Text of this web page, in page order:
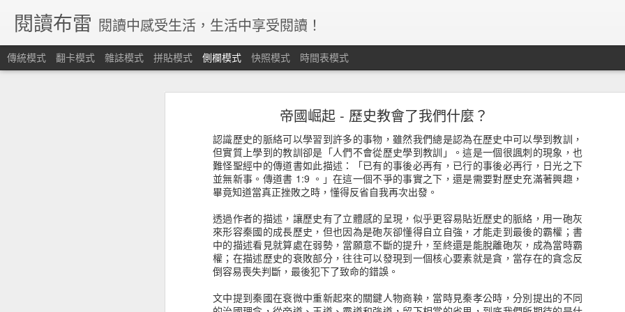
帝國崛起 - 歷史教會了我們什麼？
認識歷史的脈絡可以學習到許多的事物，雖然我們總是認為在歷史中可以學到教訓，
但實質上學到的教訓卻是「人們不會從歷史學到教訓」。這是一個很諷刺的現象，也
難怪聖經中的傳道書如此描述：「已有的事後必再有，已行的事後必再行，日光之下
並無新事。傳道書 1:9 。」在這一個不爭的事實之下，還是需要對歷史充滿著興趣，
畢竟知道當真正挫敗之時，懂得反省自我再次出發。
透過作者的描述，讓歷史有了立體感的呈現，似乎更容易貼近歷史的脈絡，用一砲灰
來形容秦國的成長歷史，但也因為是砲灰卻懂得自立自強，才能走到最後的霸權；書
中的描述看見就算處在弱勢，當願意不斷的提升，至終還是能脫離砲灰，成為當時霸
權；在描述歷史的衰敗部分，往往可以發現到一個核心要素就是貪，當存在的貪念反
倒容易喪失判斷，最後犯下了致命的錯誤。
文中提到秦國在衰微中重新起來的關鍵人物商鞅，當時見秦孝公時，分別提出的不同
閱讀布雷 閱讀中感受生活，生活中享受閱讀！
傳統模式 翻卡模式 雜誌模式 拼貼模式 側欄模式 快照模式 時間表模式
《股市金融怪傑》不聽信、守紀律、停損轉進，這個資金海的運作，沒有人
個準。